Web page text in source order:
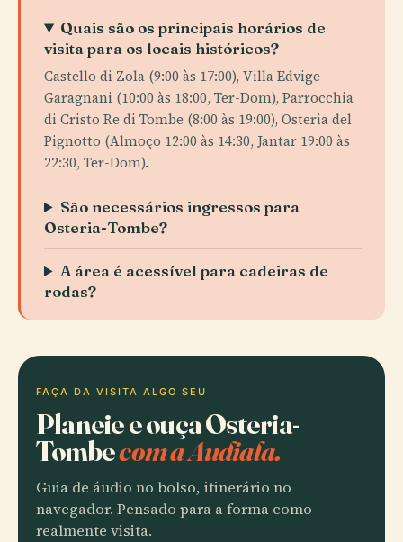
Quais são os principais horários de
visita para os locais históricos?
Castello di Zola (9:00 às 17:00), Villa Edvige
Garagnani (10:00 às 18:00, Ter-Dom), Parrocchia
di Cristo Re di Tombe (8:00 às 19:00), Osteria del
Pignotto (Almoço 12:00 às 14:30, Jantar 19:00 às
22:30, Ter-Dom).
São necessários ingressos para
Osteria-Tombe?
A área é acessível para cadeiras de
rodas?
FAÇA DA VISITA ALGO SEU
Planeie e ouça Osteria-
Tombecom a Audiala.
Guia de áudio no bolso, itinerário no
navegador. Pensado para a forma como
realmente visita.